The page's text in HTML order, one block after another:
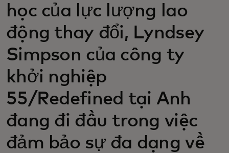
học của lực lượng lao
động thay đổi, Lyndsey
Simpson của công ty
khởi nghiệp
55/Redefined tại Anh
đang đi đầu trong việc
đảm bảo sự đa dạng về